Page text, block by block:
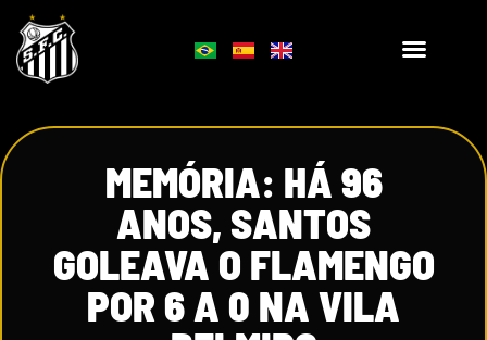
MEMÓRIA: HÁ 96
ANOS, SANTOS
GOLEAVA O FLAMENGO
POR 6 A 0 NA VILA